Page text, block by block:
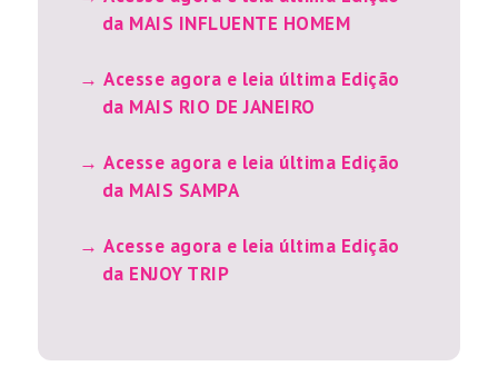
da MAIS INFLUENTE HOMEM
Acesse agora e leia última Edição
da MAIS RIO DE JANEIRO
Acesse agora e leia última Edição
da MAIS SAMPA
Acesse agora e leia última Edição
da ENJOY TRIP